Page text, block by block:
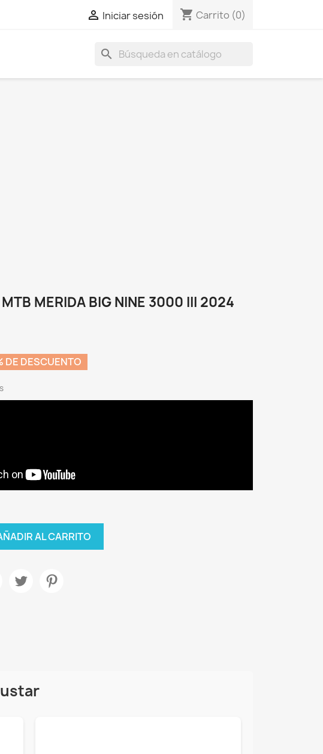
 Iniciar sesión shopping_cart Carrito (0)
search
MERIDA BIG NINE 3000 III 2024
DE DESCUENTO
AL CARRITO